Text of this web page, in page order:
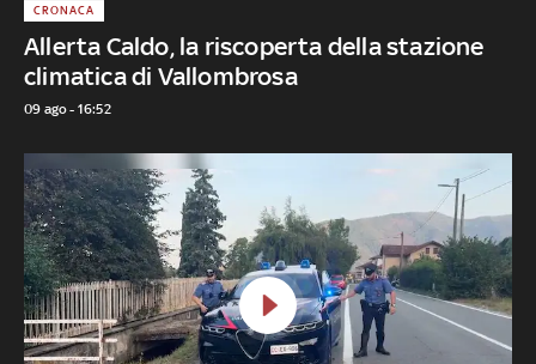
Allerta Caldo, la riscoperta della stazione
climatica di Vallombrosa
CRONACA
09 ago - 16:52